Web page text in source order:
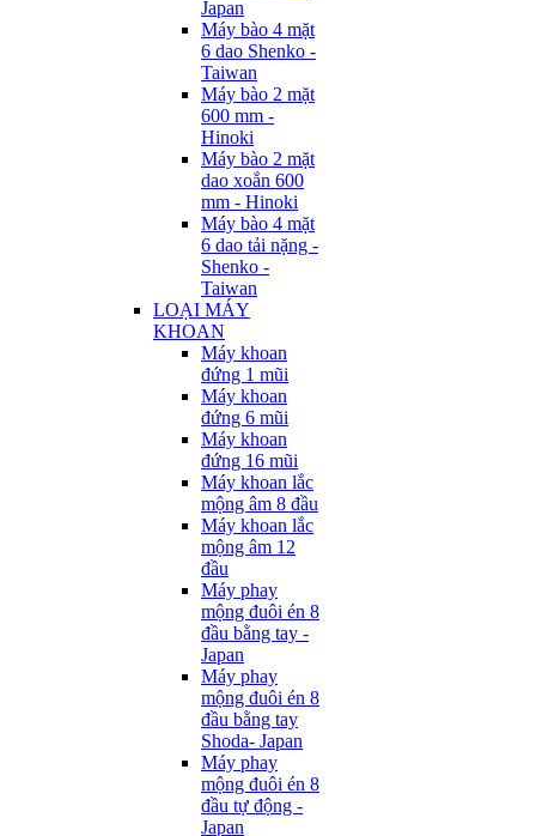
Japan
Máy bào 4 mặt
6 dao Shenko -
Taiwan
Máy bào 2 mặt
600 mm -
Hinoki
Máy bào 2 mặt
dao xoắn 600
mm - Hinoki
Máy bào 4 mặt
6 dao tải nặng -
Shenko -
Taiwan
LOẠI MÁY
KHOAN
Máy khoan
đứng 1 mũi
Máy khoan
đứng 6 mũi
Máy khoan
đứng 16 mũi
Máy khoan lắc
mộng âm 8 đầu
Máy khoan lắc
mộng âm 12
đầu
Máy phay
mộng đuôi én 8
đầu bằng tay -
Japan
Máy phay
mộng đuôi én 8
đầu bằng tay
Shoda- Japan
Máy phay
mộng đuôi én 8
đầu tự động -
Japan